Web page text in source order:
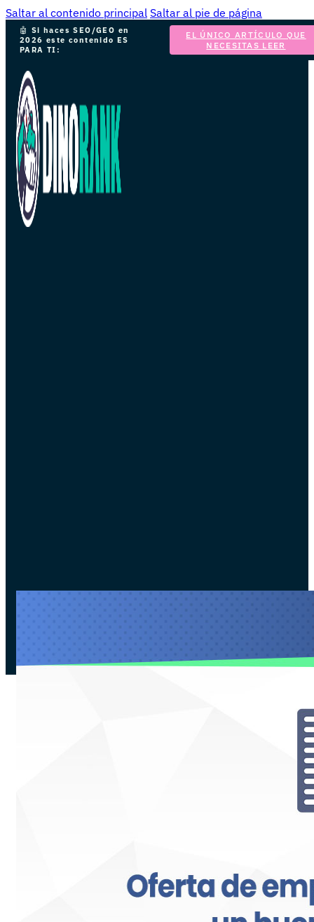
Saltar al contenido principal Saltar al pie de página
🤖 Si haces SEO/GEO en
2026 este contenido ES
PARA TI:
EL ÚNICO ARTÍCULO QUE
NECESITAS LEER